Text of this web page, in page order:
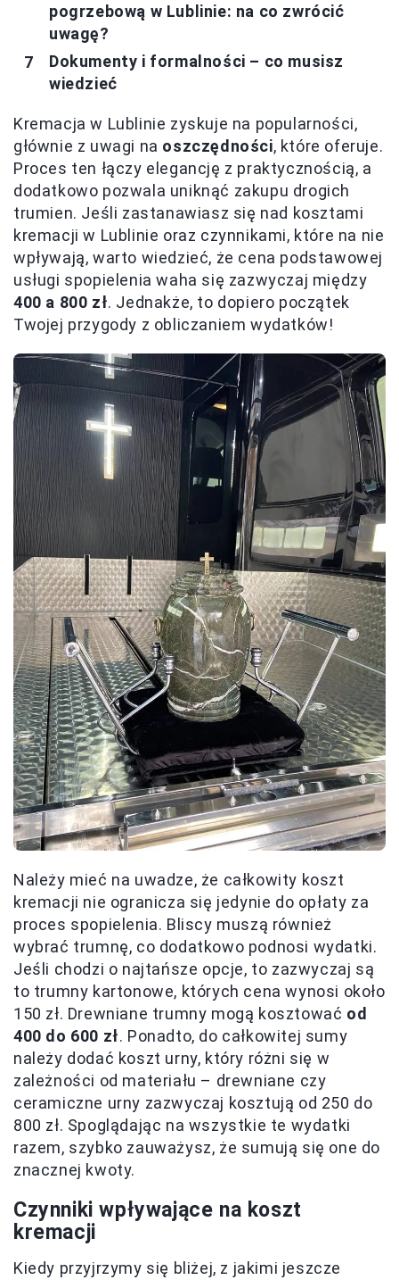
pogrzebową w Lublinie: na co zwrócić
uwagę?
Dokumenty i formalności – co musisz
wiedzieć
Kremacja w Lublinie zyskuje na popularności,
głównie z uwagi na oszczędności, które oferuje.
Proces ten łączy elegancję z praktycznością, a
dodatkowo pozwala uniknąć zakupu drogich
trumien. Jeśli zastanawiasz się nad kosztami
kremacji w Lublinie oraz czynnikami, które na nie
wpływają, warto wiedzieć, że cena podstawowej
usługi spopielenia waha się zazwyczaj między
400 a 800 zł. Jednakże, to dopiero początek
Twojej przygody z obliczaniem wydatków!
Należy mieć na uwadze, że całkowity koszt
kremacji nie ogranicza się jedynie do opłaty za
proces spopielenia. Bliscy muszą również
wybrać trumnę, co dodatkowo podnosi wydatki.
Jeśli chodzi o najtańsze opcje, to zazwyczaj są
to trumny kartonowe, których cena wynosi około
150 zł. Drewniane trumny mogą kosztować od
400 do 600 zł. Ponadto, do całkowitej sumy
należy dodać koszt urny, który różni się w
zależności od materiału – drewniane czy
ceramiczne urny zazwyczaj kosztują od 250 do
800 zł. Spoglądając na wszystkie te wydatki
razem, szybko zauważysz, że sumują się one do
znacznej kwoty.
Czynniki wpływające na koszt
kremacji
Kiedy przyjrzymy się bliżej, z jakimi jeszcze